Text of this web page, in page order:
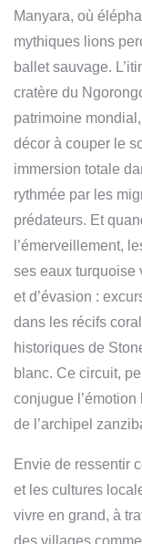
Manyara, où
mythiques lions
ballet sauvage.
cratère du
patrimoine
décor à couper le
immersion totale
rythmée par les
prédateurs. Et
l’émerveillement,
ses eaux turquoise
et d’évasion :
dans les récifs
historiques de
blanc. Ce circuit,
conjugue
de l’archipel
Envie de ressentir
et les cultures
vivre en grand, à